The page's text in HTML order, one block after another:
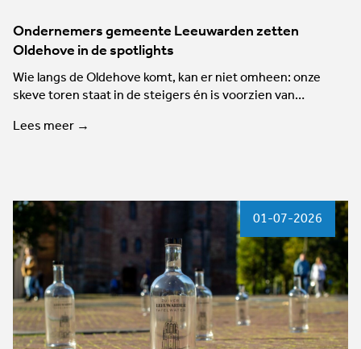
Ondernemers gemeente Leeuwarden zetten
Oldehove in de spotlights
Wie langs de Oldehove komt, kan er niet omheen: onze
skeve toren staat in de steigers én is voorzien van…
Lees meer →
01-07-2026